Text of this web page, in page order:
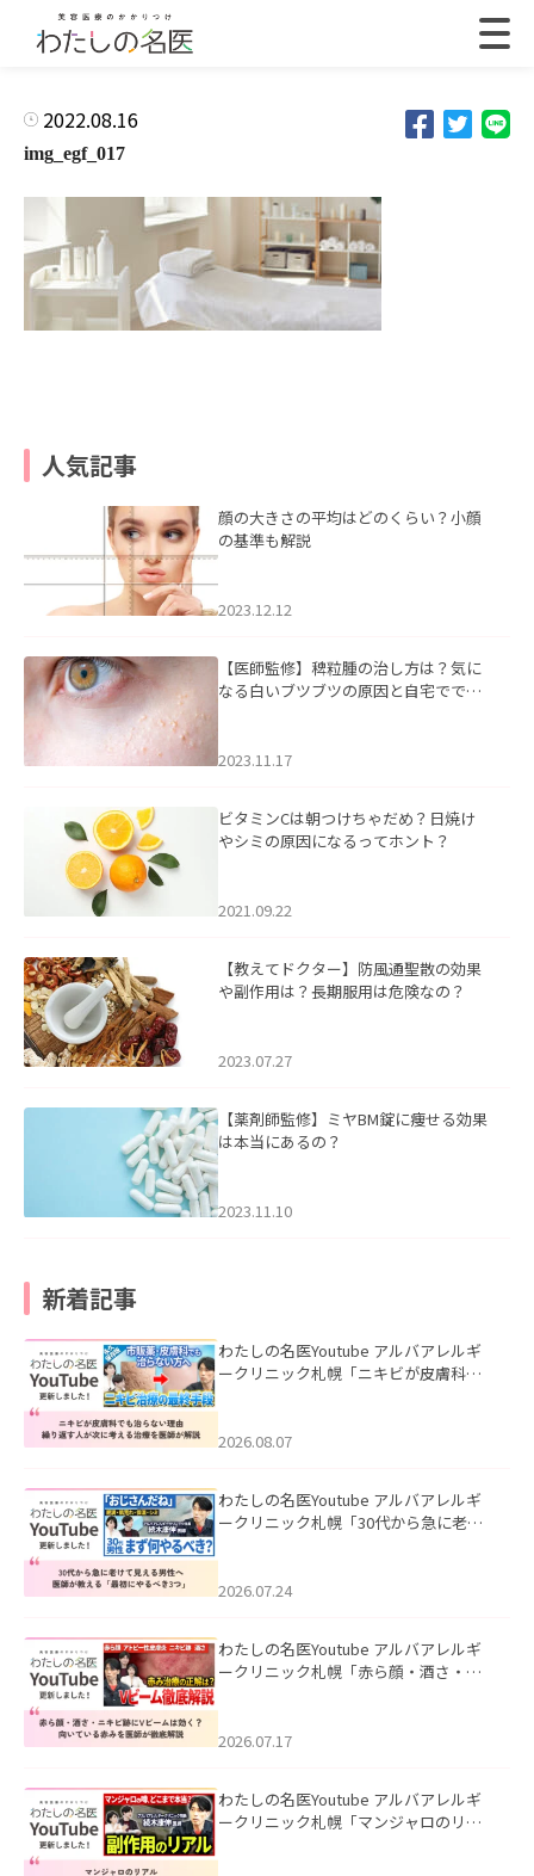
2022.08.16
img_egf_017
人気記事
顔の大きさの平均はどのくらい？小顔
の基準も解説
2023.12.12
【医師監修】稗粒腫の治し方は？気に
なる白いブツブツの原因と自宅ででき
2023.11.17
ビタミンCは朝つけちゃだめ？日焼け
やシミの原因になるってホント？
2021.09.22
【教えてドクター】防風通聖散の効果
や副作用は？長期服用は危険なの？
2023.07.27
【薬剤師監修】ミヤBM錠に痩せる効果
は本当にあるの？
2023.11.10
新着記事
わたしの名医Youtube アルバアレルギ
ークリニック札幌「ニキビが皮膚科で
ました。
2026.08.07
わたしの名医Youtube アルバアレルギ
ークリニック札幌「30代から急に老け
た。
2026.07.24
わたしの名医Youtube アルバアレルギ
ークリニック札幌「赤ら顔・酒さ・ニ
した。
2026.07.17
わたしの名医Youtube アルバアレルギ
ークリニック札幌「マンジャロのリア